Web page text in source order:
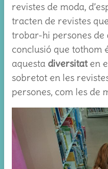
revistes de moda,
tracten de revistes
trobar-hi persones de
conclusió que tothom
aquesta diversitaten
sobretot en les
persones, com les de